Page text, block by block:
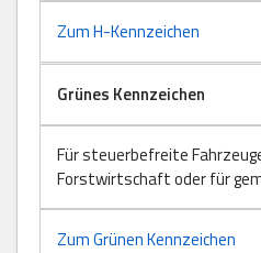
Zum H-Kennzeichen
Grünes Kennzeichen
Für steuerbefreite
Forstwirtschaft oder für
Zum Grünen Kennzeichen